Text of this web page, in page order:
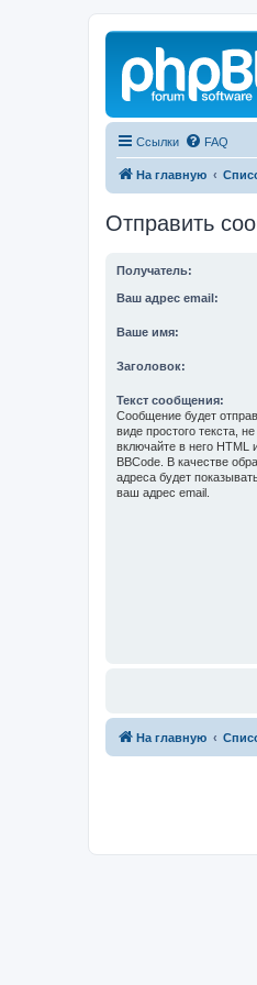
Ссылки FAQ
На главную
Отправить
Получатель:
Ваш адрес email:
Ваше имя:
Заголовок:
Текст сообщения:
Сообщение будет
виде простого текста, не
включайте в него HTML
BBCode. В качестве
адреса будет
ваш адрес email.
На главную